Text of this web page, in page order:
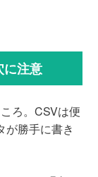
注意
ろ。CSVは便
が勝手に書き